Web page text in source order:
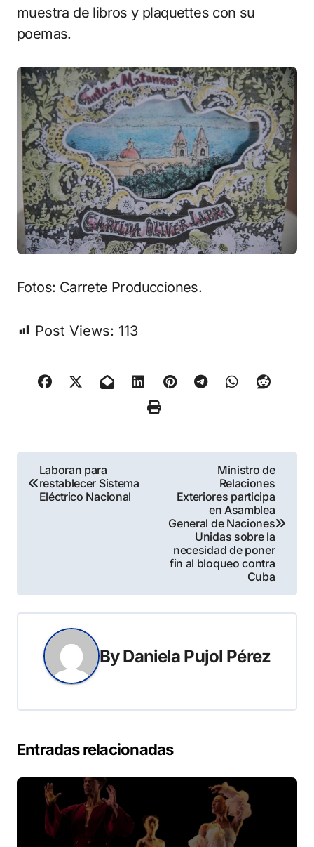
muestra de libros y plaquettes con su
poemas.
Fotos: Carrete Producciones.
Post Views: 113
Navegación
de
Laboran para
restablecer Sistema
Eléctrico Nacional
Ministro de
Relaciones
Exteriores participa
en Asamblea
General de Naciones
Unidas sobre la
necesidad de poner
fin al bloqueo contra
Cuba
ByDaniela Pujol Pérez
Entradas relacionadas